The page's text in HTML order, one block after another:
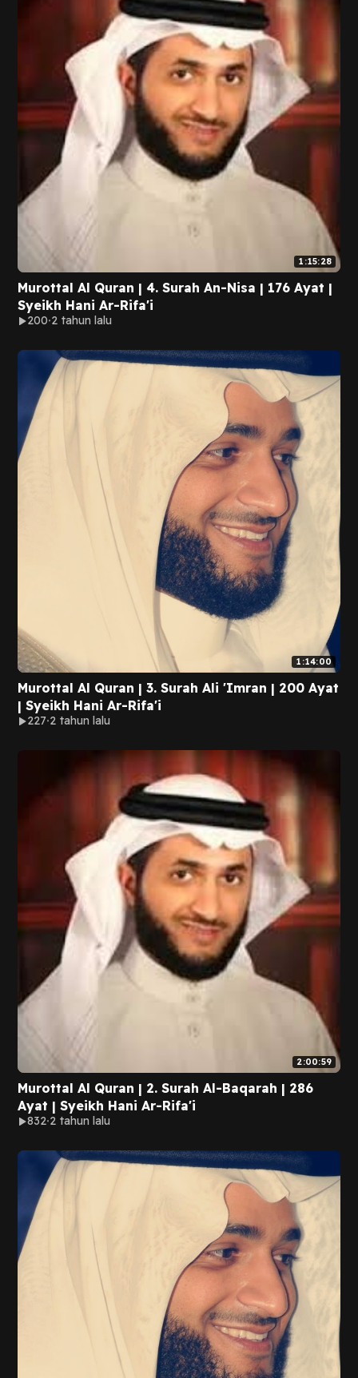
1:15:28
Murottal Al Quran | 4. Surah An-Nisa | 176 Ayat |
Syeikh Hani Ar-Rifa'i
200 2 tahun lalu
1:14:00
Murottal Al Quran | 3. Surah Ali 'Imran | 200 Ayat
| Syeikh Hani Ar-Rifa'i
227 2 tahun lalu
2:00:59
Murottal Al Quran | 2. Surah Al-Baqarah | 286
Ayat | Syeikh Hani Ar-Rifa'i
832 2 tahun lalu